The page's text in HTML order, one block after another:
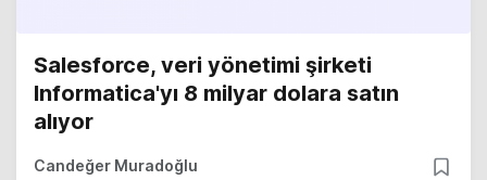
Salesforce, veri yönetimi şirketi
Informatica'yı 8 milyar dolara satın
alıyor
Candeğer Muradoğlu